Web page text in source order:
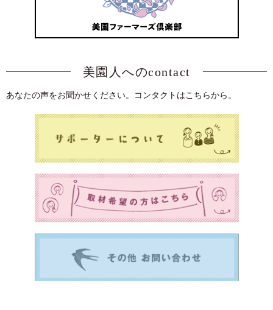
美園人へのcontact
あなたの声をお聞かせください。コンタクトはこちらから。